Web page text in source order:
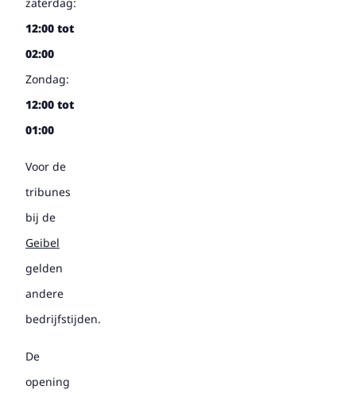
12:00 tot
02:00
Zondag:
12:00 tot
01:00
Voor de
tribunes
bij de
Geibel
gelden
andere
bedrijfstijden.
De
opening